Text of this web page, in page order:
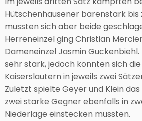
Hütschenhausener bärenstark bis
mussten sich aber beide
Herreneinzel ging Christian
Dameneinzel Jasmin
sehr stark, jedoch konnten sich die
Kaiserslautern in jeweils zwei
Zuletzt spielte Geyer und Klein
zwei starke Gegner ebenfalls in
Niederlage einstecken mussten.